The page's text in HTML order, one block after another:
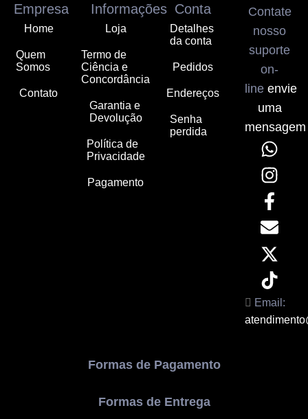
Empresa
Home
Quem
Somos
Contato
Informações
Loja
Termo de
Ciência e
Concordância
Garantia e
Devolução
Política de
Privacidade
Pagamento
Conta
Detalhes
da conta
Pedidos
Endereços
Senha
perdida
Contate
nosso
suporte
on-
line envie
uma
mensagem
Email:
Formas de Pagamento
Formas de Entrega